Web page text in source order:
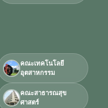
คณะเทคโนโลยี
อุตสาหกรรม
คณะสาธารณสุข
ศาสตร์